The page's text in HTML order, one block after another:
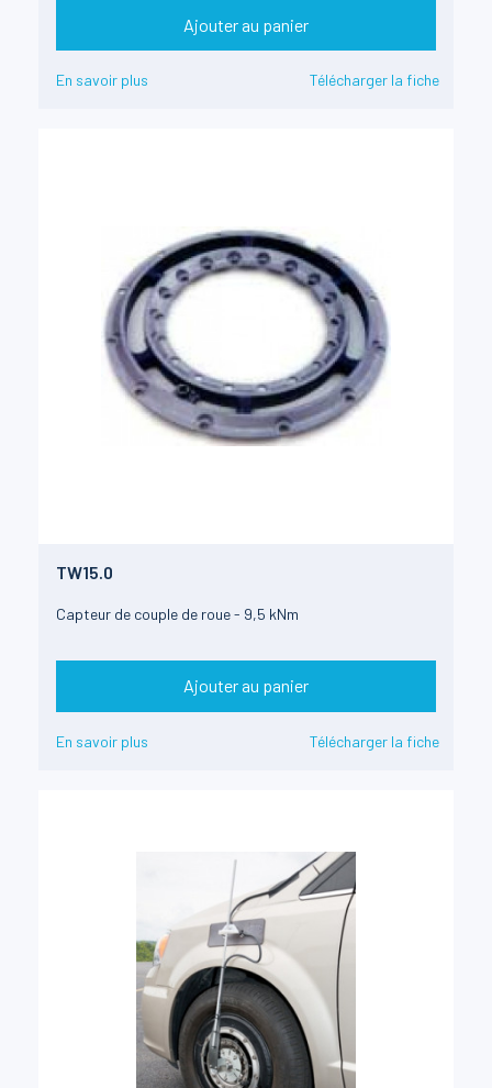
Ajouter au panier
En savoir plus Télécharger la fiche
TW15.0
Capteur de couple de roue - 9,5 kNm
Ajouter au panier
En savoir plus Télécharger la fiche